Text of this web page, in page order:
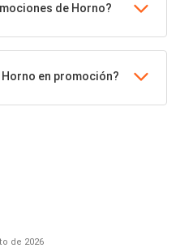
de Horno?
en promoción?
de 2026